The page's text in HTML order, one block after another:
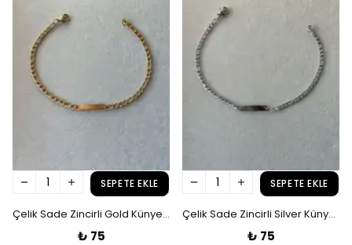
SEPETE EKLE
Çelik Sade Zincirli Gold Künye Bileklik
₺ 75
SEPETE EKLE
Çelik Sade Zincirli Silver Künye Bileklik
₺ 75